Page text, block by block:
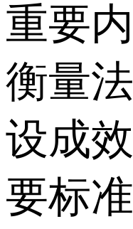
重要
衡量
设成
要标